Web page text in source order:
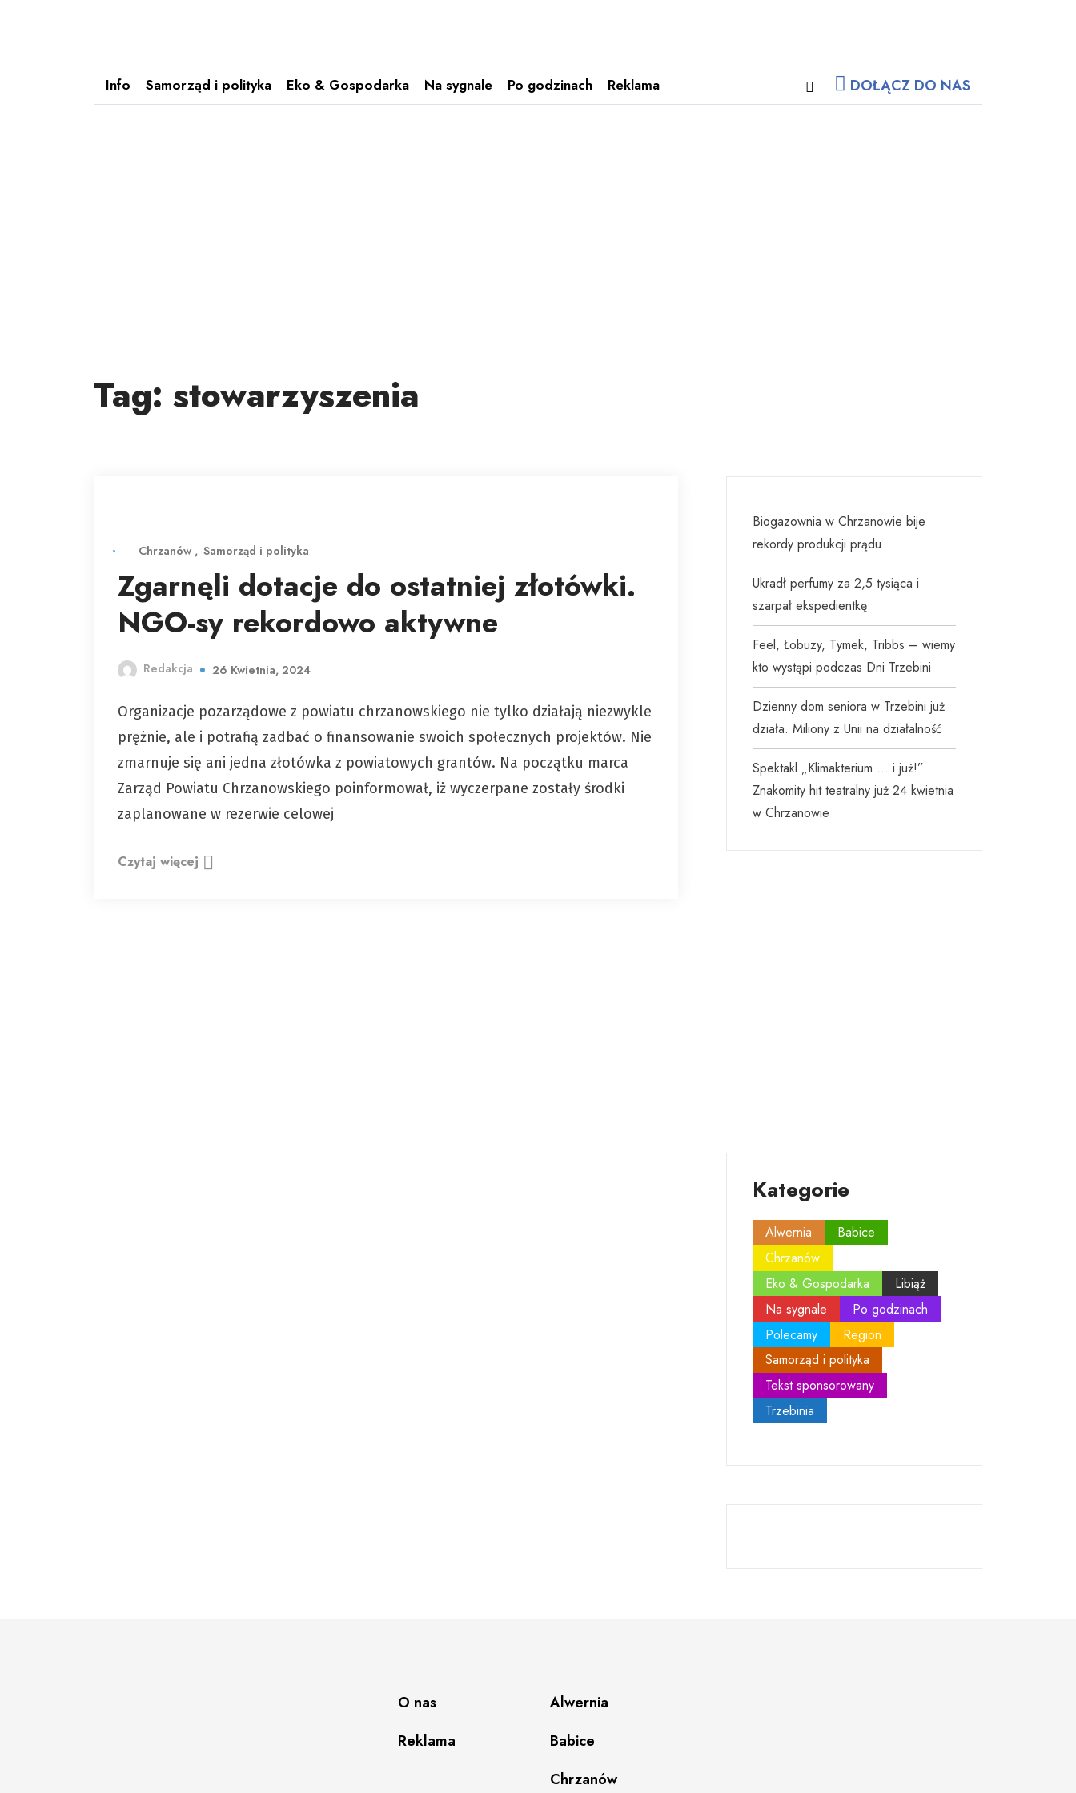
Info Samorząd i polityka Eko & Gospodarka Na sygnale Po godzinach Reklama DOŁĄCZ DO NAS
Tag: stowarzyszenia
Chrzanów Samorząd i polityka
Zgarnęli dotacje do ostatniej złotówki.
NGO-sy rekordowo aktywne
Redakcja 26 Kwietnia, 2024
Organizacje pozarządowe z powiatu chrzanowskiego nie tylko działają niezwykle
prężnie, ale i potrafią zadbać o finansowanie swoich społecznych projektów. Nie
zmarnuje się ani jedna złotówka z powiatowych grantów. Na początku marca
Zarząd Powiatu Chrzanowskiego poinformował, iż wyczerpane zostały środki
zaplanowane w rezerwie celowej
Czytaj więcej
Biogazownia w Chrzanowie bije
rekordy produkcji prądu
Ukradł perfumy za 2,5 tysiąca i
szarpał ekspedientkę
Feel, Łobuzy, Tymek, Tribbs – wiemy
kto wystąpi podczas Dni Trzebini
Dzienny dom seniora w Trzebini już
działa. Miliony z Unii na działalność
Spektakl „Klimakterium … i już!”
Znakomity hit teatralny już 24 kwietnia
w Chrzanowie
Kategorie
Alwernia
Babice
Chrzanów
Eko & Gospodarka
Libiąż
Na sygnale
Po godzinach
Polecamy
Region
Samorząd i polityka
Tekst sponsorowany
Trzebinia
O nas
Reklama
Alwernia
Babice
Chrzanów